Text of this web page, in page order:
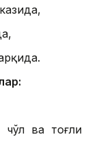
чўл ва тоғли